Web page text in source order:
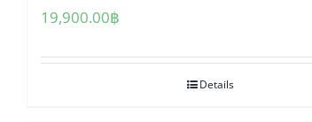
19,900.00฿
Details